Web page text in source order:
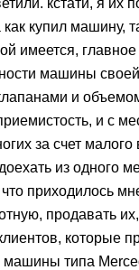
купил машину,
имеется,
машины
и
и с
за счет
из одного
приходилось
продавать
которые
машины типа